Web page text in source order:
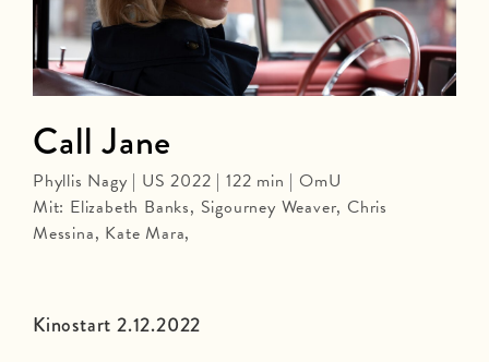
Kinostart 2.12.2022
Call Jane
Phyllis Nagy | US 2022 | 122 min | OmU
Mit: Elizabeth Banks, Sigourney Weaver, Chris
Messina, Kate Mara,